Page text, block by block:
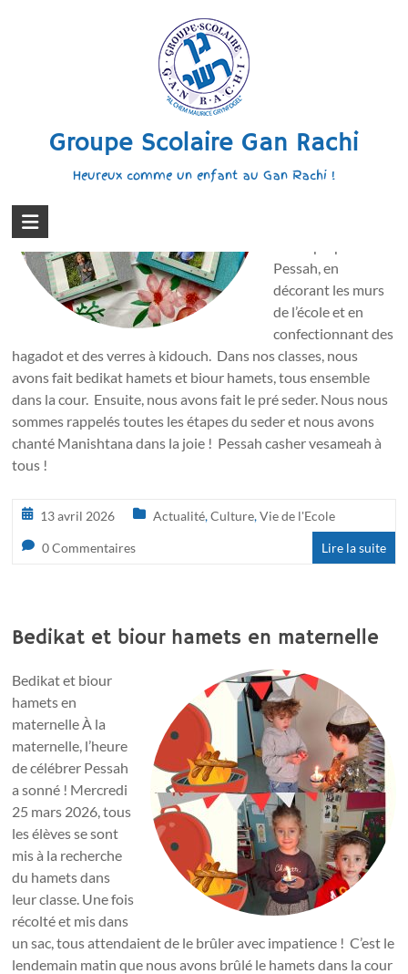
Groupe Scolaire Gan Rachi
Heureux comme un enfant au Gan Rachi !
Pessah 2026 en maternelle
en images sur notre
Pessah à l’école
Pessah, en
décorant les murs
de l’école et en
confectionnant des
hagadot et des verres à kidouch. Dans nos classes, nous
avons fait bedikat hamets et biour hamets, tous ensemble
dans la cour. Ensuite, nous avons fait le pré seder. Nous nous
sommes rappelés toutes les étapes du seder et nous avons
chanté Manishtana dans la joie ! Pessah casher vesameah à
tous !
13 avril 2026 Actualité,Culture,Vie de l'Ecole
0 Commentaires Lire la suite
Bedikat et biour hamets en maternelle
Bedikat et biour
hamets en
maternelle À la
maternelle, l’heure
de célébrer Pessah
a sonné ! Mercredi
25 mars 2026, tous
les élèves se sont
mis à la recherche
du hamets dans
leur classe. Une fois
récolté et mis dans
un sac, tous attendaient de le brûler avec impatience ! C’est le
lendemain matin que nous avons brûlé le hamets dans la cour